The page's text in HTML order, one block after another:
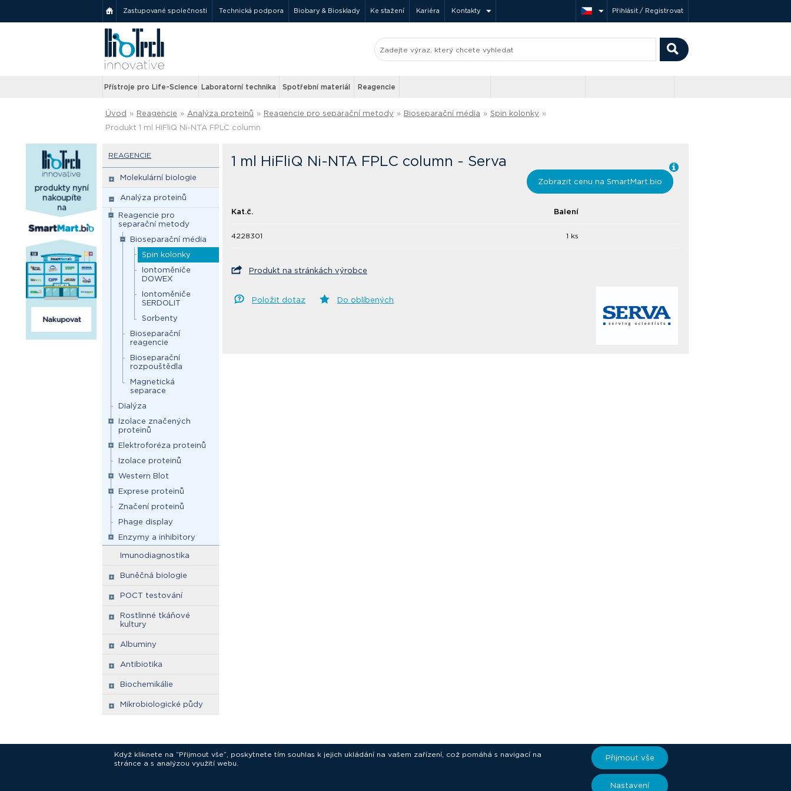
Zastupované společnosti Technická podpora Biobary & Biosklady Ke stažení Kariéra Kontakty Přihlásit / Registrovat
Přístroje pro Life-Science Laboratorní technika Spotřební materiál Reagencie
Úvod » Reagencie » Analýza proteinů » Reagencie pro separační metody » Bioseparační média » Spin kolonky »
Produkt 1 ml HiFliQ Ni-NTA FPLC column
REAGENCIE
Molekulární biologie
Analýza proteinů
Reagencie pro
separační metody
Bioseparační média
Spin kolonky
Iontoměniče
DOWEX
Iontoměniče
SERDOLIT
Sorbenty
Bioseparační
reagencie
Bioseparační
rozpouštědla
Magnetická
separace
Dialýza
Izolace značených
proteinů
Elektroforéza proteinů
Izolace proteinů
Western Blot
Exprese proteinů
Značení proteinů
Phage display
Enzymy a inhibitory
Imunodiagnostika
Buněčná biologie
POCT testování
Rostlinné tkáňové
kultury
Albuminy
Antibiotika
Biochemikálie
Mikrobiologické půdy
1 ml HiFliQ Ni-NTA FPLC column - Serva
Zobrazit cenu na SmartMart.bio
Kat.č. Balení
4228301 1 ks
Produkt na stránkách výrobce
Položit dotaz Do oblíbených
Když kliknete na “Přijmout vše”, poskytnete tím souhlas k jejich ukládání na vašem zařízení, což pomáhá s navigací na
stránce a s analýzou využití webu.
Přijmout vše
Nastavení